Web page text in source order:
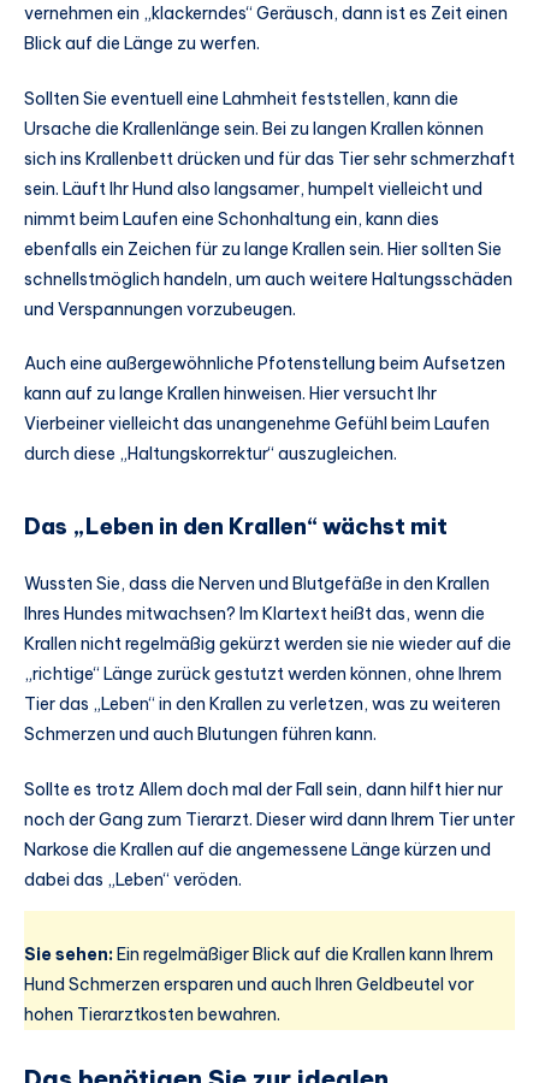
vernehmen ein „klackerndes“ Geräusch, dann ist es Zeit einen
Blick auf die Länge zu werfen.
Sollten Sie eventuell eine Lahmheit feststellen, kann die
Ursache die Krallenlänge sein. Bei zu langen Krallen können
sich ins Krallenbett drücken und für das Tier sehr schmerzhaft
sein. Läuft Ihr Hund also langsamer, humpelt vielleicht und
nimmt beim Laufen eine Schonhaltung ein, kann dies
ebenfalls ein Zeichen für zu lange Krallen sein. Hier sollten Sie
schnellstmöglich handeln, um auch weitere Haltungsschäden
und Verspannungen vorzubeugen.
Auch eine außergewöhnliche Pfotenstellung beim Aufsetzen
kann auf zu lange Krallen hinweisen. Hier versucht Ihr
Vierbeiner vielleicht das unangenehme Gefühl beim Laufen
durch diese „Haltungskorrektur“ auszugleichen.
Das „Leben in den Krallen“ wächst mit
Wussten Sie, dass die Nerven und Blutgefäße in den Krallen
Ihres Hundes mitwachsen? Im Klartext heißt das, wenn die
Krallen nicht regelmäßig gekürzt werden sie nie wieder auf die
„richtige“ Länge zurück gestutzt werden können, ohne Ihrem
Tier das „Leben“ in den Krallen zu verletzen, was zu weiteren
Schmerzen und auch Blutungen führen kann.
Sollte es trotz Allem doch mal der Fall sein, dann hilft hier nur
noch der Gang zum Tierarzt. Dieser wird dann Ihrem Tier unter
Narkose die Krallen auf die angemessene Länge kürzen und
dabei das „Leben“ veröden.
Sie sehen:Ein regelmäßiger Blick auf die Krallen kann Ihrem
Hund Schmerzen ersparen und auch Ihren Geldbeutel vor
hohen Tierarztkosten bewahren.